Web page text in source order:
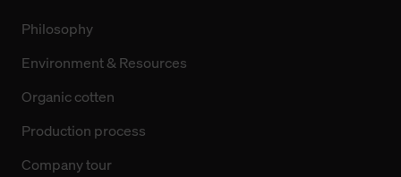
Philosophy
Environment & Resources
Organic cotten
Production process
Company tour